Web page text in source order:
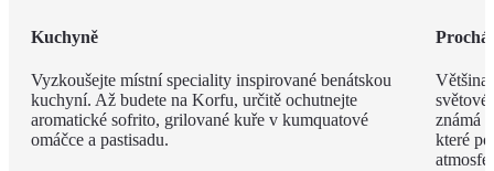
Kuchyně
Vyzkoušejte místní speciality inspirované benátskou
kuchyní. Až budete na Korfu, určitě ochutnejte
aromatické sofrito, grilované kuře v kumquatové
omáčce a pastisadu.
Většina
známá
které